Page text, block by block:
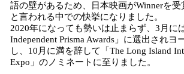
語の壁があるため、日本映画がWinnerを
と言われる中での快挙になりました。
2020年になっても勢いは止まらず、3月に
Independent Prisma Awards」に選出されヨ
し、10月に満を辞して「The Long Island
Expo」のノミネートに至りました。